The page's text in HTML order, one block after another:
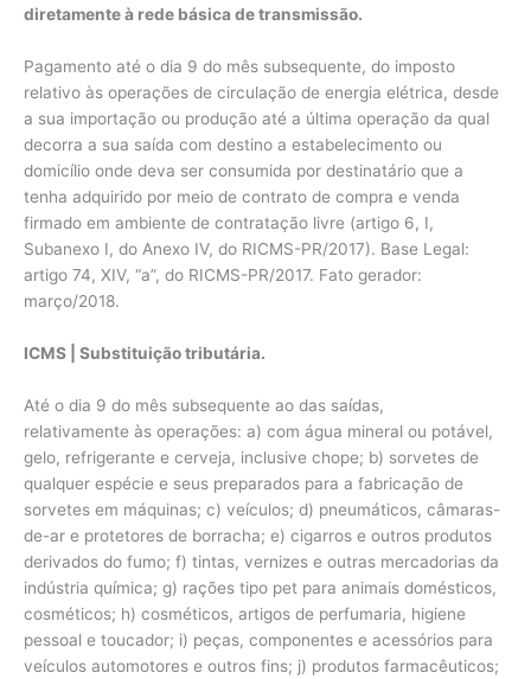
diretamente à rede básica de transmissão.
Pagamento até o dia 9 do mês subsequente, do imposto
relativo às operações de circulação de energia elétrica, desde
a sua importação ou produção até a última operação da qual
decorra a sua saída com destino a estabelecimento ou
domicílio onde deva ser consumida por destinatário que a
tenha adquirido por meio de contrato de compra e venda
firmado em ambiente de contratação livre (artigo 6, I,
Subanexo I, do Anexo IV, do RICMS-PR/2017). Base Legal:
artigo 74, XIV, “a”, do RICMS-PR/2017. Fato gerador:
março/2018.
ICMS | Substituição tributária.
Até o dia 9 do mês subsequente ao das saídas,
relativamente às operações: a) com água mineral ou potável,
gelo, refrigerante e cerveja, inclusive chope; b) sorvetes de
qualquer espécie e seus preparados para a fabricação de
sorvetes em máquinas; c) veículos; d) pneumáticos, câmaras-
de-ar e protetores de borracha; e) cigarros e outros produtos
derivados do fumo; f) tintas, vernizes e outras mercadorias da
indústria química; g) rações tipo pet para animais domésticos,
cosméticos; h) cosméticos, artigos de perfumaria, higiene
pessoal e toucador; i) peças, componentes e acessórios para
veículos automotores e outros fins; j) produtos farmacêuticos;